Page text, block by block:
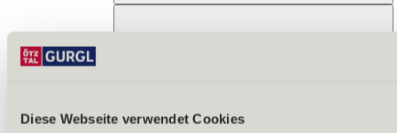
Diese Webseite verwendet Cookies